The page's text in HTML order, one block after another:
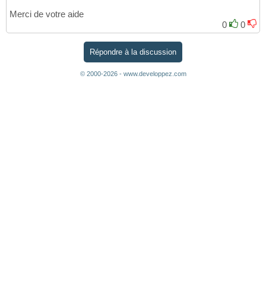
Merci de votre aide
0
0
Répondre à la discussion
© 2000-2026 - www.developpez.com